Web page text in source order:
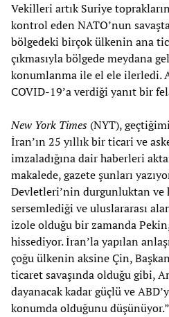
Vekilleri artık Suriye
kontrol eden NATO’nun
bölgedeki birçok ülkenin ana
çıkmasıyla bölgede meydana
konumlanma ile el ele ilerledi.
COVID-19’a verdiği yanıt bir
New York Times (NYT),
İran’ın 25 yıllık bir ticari ve
imzaladığına dair haberleri
makalede, gazete şunları
Devletleri’nin durgunluktan ve
sersemlediği ve uluslararası
izole olduğu bir zamanda
hissediyor. İran’la yapılan
çoğu ülkenin aksine Çin,
ticaret savaşında olduğu gibi,
dayanacak kadar güçlü ve
konumda olduğunu düşünüyor.”